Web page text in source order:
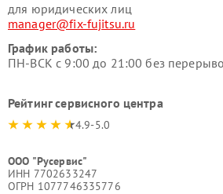
для юридических лиц
manager@fix-fujitsu.ru
График работы:
ПН-ВСК с 9:00 до 21:00 без
Рейтинг сервисного центра
4.9-5.0
ООО "Русервис"
ИНН 7702633247
ОГРН 1077746335776